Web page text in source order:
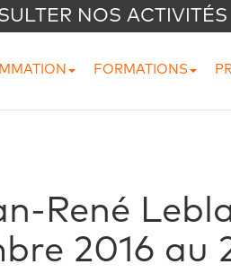
NOS
FORMATIONS
René
2016 au